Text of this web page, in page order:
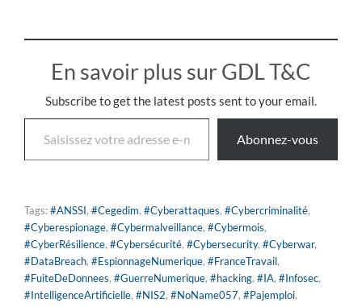
En savoir plus sur GDL T&C
Subscribe to get the latest posts sent to your email.
Abonnez-vous
Tags:#ANSSI, #Cegedim, #Cyberattaques, #Cybercriminalité,
#Cyberespionage, #Cybermalveillance, #Cybermois,
#CyberRésilience, #Cybersécurité, #Cybersecurity, #Cyberwar,
#DataBreach, #EspionnageNumerique, #FranceTravail,
#FuiteDeDonnees, #GuerreNumerique, #hacking, #IA, #Infosec,
#IntelligenceArtificielle, #NIS2, #NoName057, #Pajemploi,